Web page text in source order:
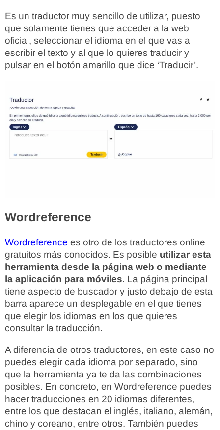
Es un traductor muy sencillo de utilizar, puesto
que solamente tienes que acceder a la web
oficial, seleccionar el idioma en el que vas a
escribir el texto y al que lo quieres traducir y
pulsar en el botón amarillo que dice ‘Traducir’.
Wordreference
Wordreference es otro de los traductores online
gratuitos más conocidos. Es posible utilizar esta
herramienta desde la página web o mediante
la aplicación para móviles. La página principal
tiene aspecto de buscador y justo debajo de esta
barra aparece un desplegable en el que tienes
que elegir los idiomas en los que quieres
consultar la traducción.
A diferencia de otros traductores, en este caso no
puedes elegir cada idioma por separado, sino
que la herramienta ya te da las combinaciones
posibles. En concreto, en Wordreference puedes
hacer traducciones en 20 idiomas diferentes,
entre los que destacan el inglés, italiano, alemán,
chino y coreano, entre otros. También puedes